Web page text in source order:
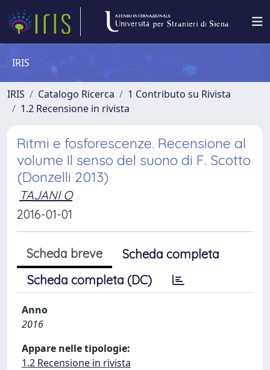
IRIS
IRIS Catalogo Ricerca
1 Contributo su Rivista
1.2 Recensione in rivista
Ritmi e fosforescenze. Recensione al
volume Il senso del suono di F. Scotto
(Donzelli 2013)
TAJANI O
2016-01-01
Scheda breve
Scheda completa
Scheda completa (DC)
Anno
2016
Appare nelle tipologie:
1.2 Recensione in rivista